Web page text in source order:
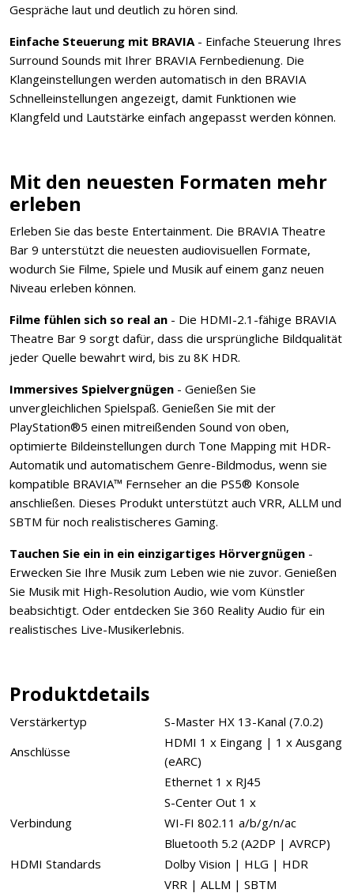
Gespräche laut und deutlich zu hören sind.
Einfache Steuerung mit BRAVIA - Einfache Steuerung Ihres
Surround Sounds mit Ihrer BRAVIA Fernbedienung. Die
Klangeinstellungen werden automatisch in den BRAVIA
Schnelleinstellungen angezeigt, damit Funktionen wie
Klangfeld und Lautstärke einfach angepasst werden können.
Mit den neuesten Formaten mehr
erleben
Erleben Sie das beste Entertainment. Die BRAVIA Theatre
Bar 9 unterstützt die neuesten audiovisuellen Formate,
wodurch Sie Filme, Spiele und Musik auf einem ganz neuen
Niveau erleben können.
Filme fühlen sich so real an - Die HDMI-2.1-fähige BRAVIA
Theatre Bar 9 sorgt dafür, dass die ursprüngliche Bildqualität
jeder Quelle bewahrt wird, bis zu 8K HDR.
Immersives Spielvergnügen - Genießen Sie
unvergleichlichen Spielspaß. Genießen Sie mit der
PlayStation®5 einen mitreißenden Sound von oben,
optimierte Bildeinstellungen durch Tone Mapping mit HDR-
Automatik und automatischem Genre-Bildmodus, wenn sie
kompatible BRAVIA™ Fernseher an die PS5® Konsole
anschließen. Dieses Produkt unterstützt auch VRR, ALLM und
SBTM für noch realistischeres Gaming.
Tauchen Sie ein in ein einzigartiges Hörvergnügen -
Erwecken Sie Ihre Musik zum Leben wie nie zuvor. Genießen
Sie Musik mit High-Resolution Audio, wie vom Künstler
beabsichtigt. Oder entdecken Sie 360 Reality Audio für ein
realistisches Live-Musikerlebnis.
Produktdetails
Verstärkertyp
S-Master HX 13-Kanal (7.0.2)
Anschlüsse
HDMI 1 x Eingang | 1 x Ausgang
(eARC)
Ethernet 1 x RJ45
S-Center Out 1 x
Verbindung
WI-FI 802.11 a/b/g/n/ac
Bluetooth 5.2 (A2DP | AVRCP)
HDMI Standards
Dolby Vision | HLG | HDR
VRR | ALLM | SBTM